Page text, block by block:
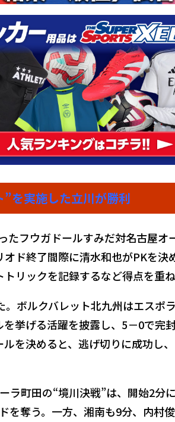
を実施した立川が勝利
たフウガドールすみだ対名古屋オ
ド終了間際に清水和也がPKを決
リックを記録するなど得点を重
ボルクバレット北九州はエスポ
挙げる活躍を披露し、5－0で完
を決めると、逃げ切りに成功し
ラ町田の“境川決戦”は、開始2分
を奪う。一方、湘南も9分、内村